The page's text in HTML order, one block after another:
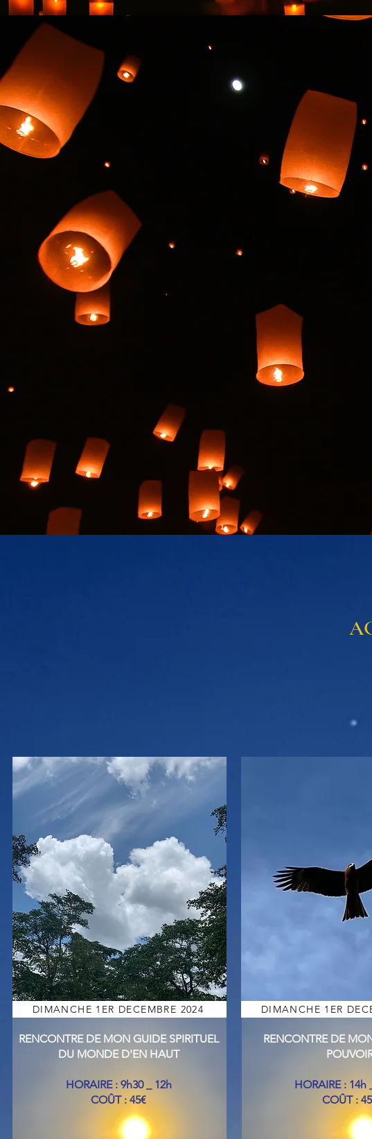
DIMANCHE 1ER DECEMBRE 2024
RENCONTRE DE MON GUIDE SPIRITUEL
DU MONDE D'EN HAUT
HORAIRE : 9h30 _ 12h
COÛT : 45€
RENCONTRE DE
HORAIRE : 14h
COÛT :
DIMANCHE 1ER